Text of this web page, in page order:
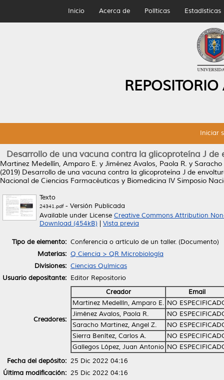
Inicio Acerca de Políticas Estadísticas
Iniciar
Desarrollo de una vacuna contra la glicoproteína J
Martinez Medellín, Amparo E. y Jiménez Avalos, Paola R. y
(2019) Desarrollo de una vacuna contra la glicoproteína J de
Nacional de Ciencias Farmacéuticas y Biomedicina IV Simposio
Texto
24341.pdf- Versión Publicada
Available under License Creative Commons Attribution
Download (454kB)
Vista previa
Tipo de elemento: Conferencia o artículo de un taller. (Documento)
Materias: Q Ciencia > QR Microbiología
Divisiones: Ciencias Químicas
Usuario depositante: Editor Repositorio
Creadores:
Creador
Email
Martinez Medellín, Amparo E. NO
Jiménez Avalos, Paola R.
NO
Saracho Martinez, Angel Z.
NO
Sierra Benítez, Carlos A.
NO
Gallegos López, Juan Antonio NO
Fecha del depósito: 25 Dic 2022 04:16
Última modificación: 25 Dic 2022 04:16